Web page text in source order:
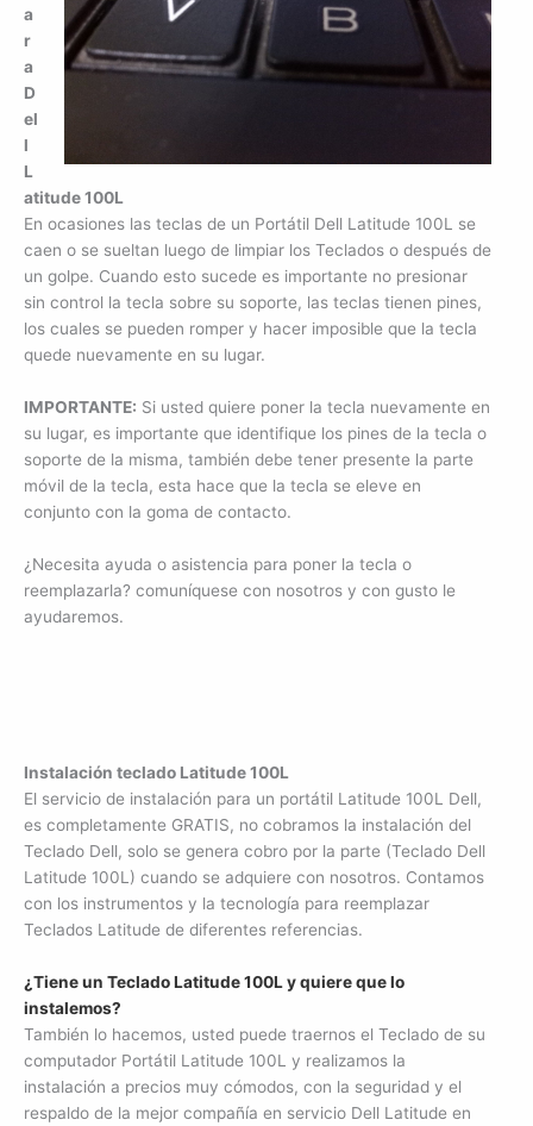
a
r
a
D
el
l
L
atitude 100L
En ocasiones las teclas de un Portátil Dell Latitude 100L se
caen o se sueltan luego de limpiar los Teclados o después de
un golpe. Cuando esto sucede es importante no presionar
sin control la tecla sobre su soporte, las teclas tienen pines,
los cuales se pueden romper y hacer imposible que la tecla
quede nuevamente en su lugar.
IMPORTANTE: Si usted quiere poner la tecla nuevamente en
su lugar, es importante que identifique los pines de la tecla o
soporte de la misma, también debe tener presente la parte
móvil de la tecla, esta hace que la tecla se eleve en
conjunto con la goma de contacto.
¿Necesita ayuda o asistencia para poner la tecla o
reemplazarla? comuníquese con nosotros y con gusto le
ayudaremos.
Instalación teclado Latitude 100L
El servicio de instalación para un portátil Latitude 100L Dell,
es completamente GRATIS, no cobramos la instalación del
Teclado Dell, solo se genera cobro por la parte (Teclado Dell
Latitude 100L) cuando se adquiere con nosotros. Contamos
con los instrumentos y la tecnología para reemplazar
Teclados Latitude de diferentes referencias.
¿Tiene un Teclado Latitude 100L y quiere que lo
instalemos?
También lo hacemos, usted puede traernos el Teclado de su
computador Portátil Latitude 100L y realizamos la
instalación a precios muy cómodos, con la seguridad y el
respaldo de la mejor compañía en servicio Dell Latitude en